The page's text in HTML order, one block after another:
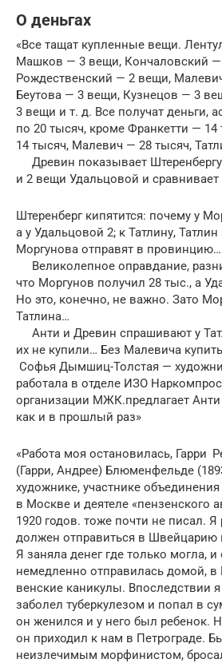
О деньгах
«Все тащат купленные вещи.
Машков — 3 вещи, Конча­ловский
Рождественский — 2 вещи,
Беутова — 3 вещи, Кузнецов — 3
3 вещи и т. д. Все получат деньги,
по 20 ты­сяч, кроме Франкетти —
14 тысяч, Малевич — 28 тысяч,
Древин показывает
и 2 вещи Удальцовой и сравни­вает
Штеренберг кипятится: почему у
а у Удальцовой 2; к Татлину,
Моргунова отправят в провинцию…
Великолепное оправдание,
что Моргунов получил 28 тыс., а
Но это, конечно, не важно. Зато
Татлина…
Анти и Древин спрашивают у
их не купили… Без Малевича
Софья Дымшиц-Толстая —
рабо­тала в отделе ИЗО
организации МЖК.предлагает
как и в прош­лый раз»
«Работа моя остановилась, Гарри
(Гарри, Андрее) Блюмен­фельде
художнике, участнике
в Москве и деятеле «пензенского
1920 годов. тоже почти не писал. Я
должен отправиться в Швейцарию
Я заняла денег где только могла,
немедленно отправилась домой,
венские каникулы. Впоследствии я
заболел туберкулезом и попал в
он женился и у него был ребенок.
он приходил к нам в Петро­граде.
неизлечимым морфи­нис­том,